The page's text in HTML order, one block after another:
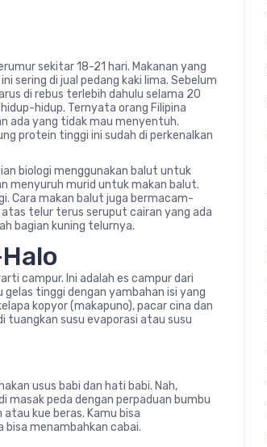
sekitar 18-21 hari. Makanan yang
sering di jual pedang kaki lima. Sebelum
di rebus terlebih dahulu selama 20
hidup. Ternyata orang Filipina
ada yang tidak mau menyentuh.
protein tinggi ini sudah di perkenalkan
biologi menggunakan balut untuk
menyuruh murid untuk makan balut.
Cara makan balut juga bermacam-
atas telur terus seruput cairan yang ada
bagian kuning telurnya.
campur. Ini adalah es campur dari
tinggi dengan yambahan isi yang
kopyor (makapuno), pacar cina dan
tuangkan susu evaporasi atau susu
usus babi dan hati babi. Nah,
masak peda dengan perpaduan bumbu
kue beras. Kamu bisa
menambahkan cabai.